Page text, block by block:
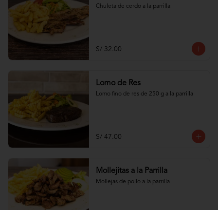
Chuleta de cerdo a la parrilla
S/ 32.00
Lomo de Res
Lomo fino de res de 250 g a la parrilla
S/ 47.00
Mollejitas a la Parrilla
Mollejas de pollo a la parrilla